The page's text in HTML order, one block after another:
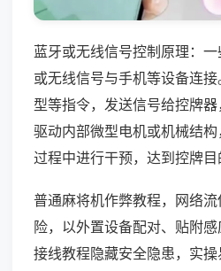
蓝牙或无线信号控制原理：
或无线信号与手机等设备连
型等指令，发送信号给控牌
驱动内部微型电机或机械结
过程中进行干预，达到控牌目
普通麻将机作弊教程，网络
险，以外置设备配对、贴附
接线教程隐藏安全隐患，实